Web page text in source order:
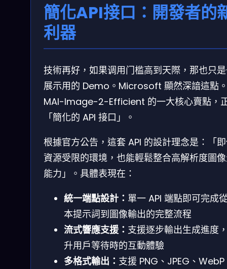
簡化API接口：開發者的
利器
技術再好，如果调用门槛高到天際，那也只
展示用的 Demo。Microsoft 顯然深諳這點
MAI-Image-2-Efficient 的一大核心賣點，
「簡化的 API 接口」。
根據官方公告，這套 API 的設計理念是：「
資源受限的環境，也能輕鬆整合高解析度圖
能力」。具體表現在：
統一端點設計： 單一 API 端點即可完成
本提示詞到圖像輸出的完整流程
流式響應支援： 支援逐步輸出生成進度
升用戶等待時的互動體驗
多格式輸出： 支援 PNG、JPEG、WebP